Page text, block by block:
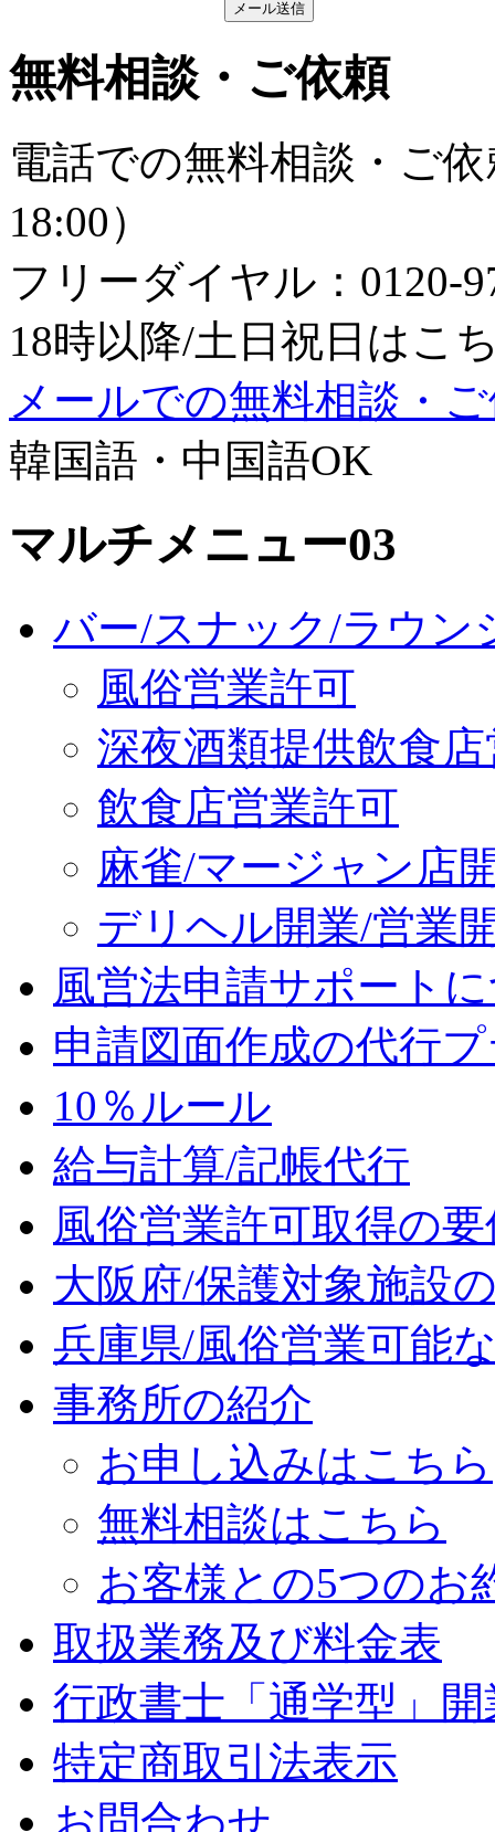
無料相談・ご依頼
電話での無料相談・ご
18:00）
フリーダイヤル：0120-
18時以降/土日祝日はこ
メールでの無料相談・
韓国語・中国語OK
マルチメニュー03
バー/スナック/ラウン
風俗営業許可
深夜酒類提供飲食
飲食店営業許可
麻雀/マージャン店
デリヘル開業/営業
風営法申請サポート
申請図面作成の代行
10％ルール
給与計算/記帳代行
風俗営業許可取得の要
大阪府/保護対象施設
兵庫県/風俗営業可能
事務所の紹介
お申し込みはこちら
無料相談はこちら
お客様との5つのお
取扱業務及び料金表
行政書士「通学型」
特定商取引法表示
お問合わせ